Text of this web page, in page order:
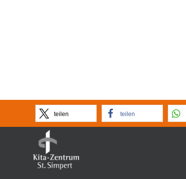
teilen teilen